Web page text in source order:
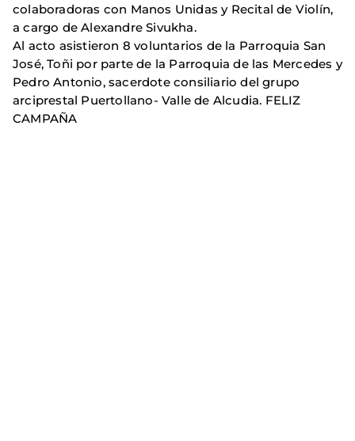
colaboradoras con Manos Unidas y Recital de Violín,
a cargo de Alexandre Sivukha.
Al acto asistieron 8 voluntarios de la Parroquia San
José, Toñi por parte de la Parroquia de las Mercedes y
Pedro Antonio, sacerdote consiliario del grupo
arciprestal Puertollano- Valle de Alcudia. FELIZ
CAMPAÑA